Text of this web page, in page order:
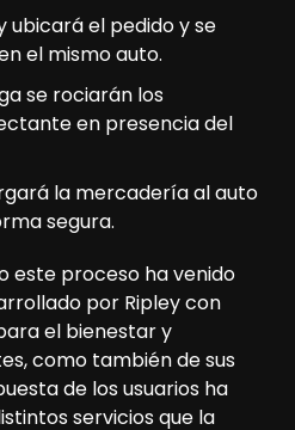
ubicará el pedido y se
el mismo auto.
se rociarán los
en presencia del
la mercadería al auto
segura.
este proceso ha venido
por Ripley con
el bienestar y
como también de sus
de los usuarios ha
servicios que la